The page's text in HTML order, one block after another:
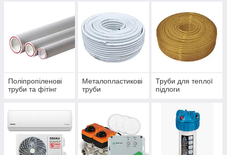
Поліпропіленові
труби та фітінг
Металопластикові
труби
Труби для теплої
підлоги